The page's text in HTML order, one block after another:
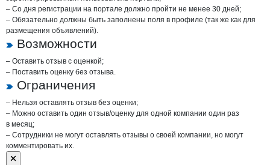
– Со дня регистрации на портале должно пройти не менее 30 дней;
– Обязательно должны быть заполнены поля в профиле (так же как для
размещения объявлений).
Возможности
– Оставить отзыв с оценкой;
– Поставить оценку без отзыва.
Ограничения
– Нельзя оставлять отзыв без оценки;
– Можно оставить один отзыв/оценку для одной компании один раз
в месяц;
– Сотрудники не могут оставлять отзывы о своей компании, но могут
комментировать их.